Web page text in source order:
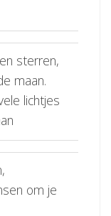
sterren,
maan.
lichtjes
om je